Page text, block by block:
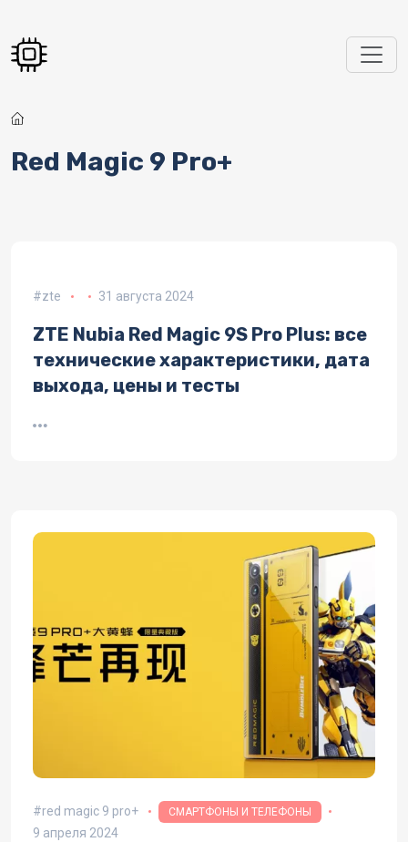
Red Magic 9 Pro+
zte 31 августа 2024
ZTE Nubia Red Magic 9S Pro Plus: все
технические характеристики, дата
выхода, цены и тесты
red magic 9 pro+ СМАРТФОНЫ И ТЕЛЕФОНЫ
9 апреля 2024